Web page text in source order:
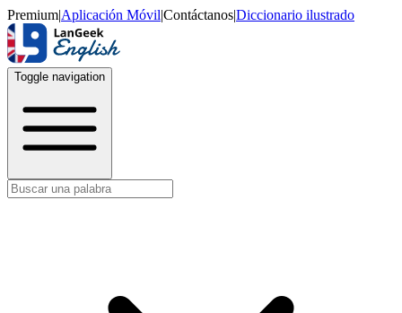
Premium|Aplicación Móvil|Contáctanos|Diccionario ilustrado
Toggle navigation